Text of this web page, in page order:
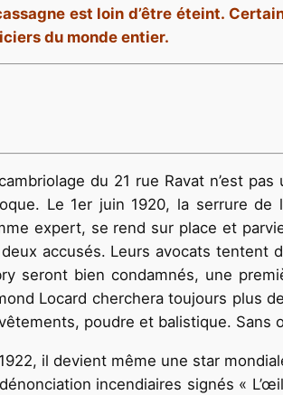
est loin d’être éteint.
du monde entier.
du 21 rue Ravat n’est
Le 1er juin 1920, la serrure
expert, se rend sur place et
accusés. Leurs avocats tentent
seront bien condamnés, une
Locard cherchera toujours plus
poudre et balistique. Sans
il devient même une star
incendiaires signés «